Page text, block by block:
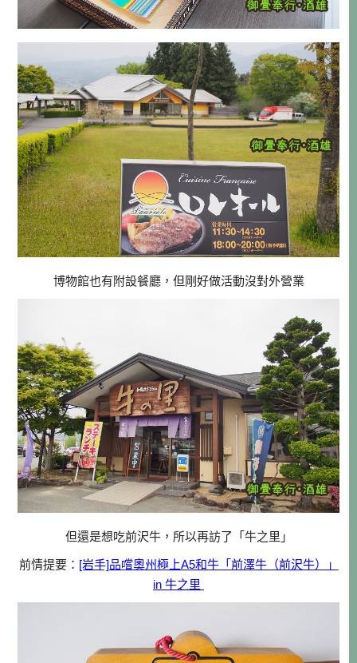
博物館也有附設餐廳，但剛好做活動沒對外營業
但還是想吃前沢牛，所以再訪了「牛之里」
前情提要： [岩手]品嚐奧州極上A5和牛「前澤牛（前沢牛）」
in 牛之里